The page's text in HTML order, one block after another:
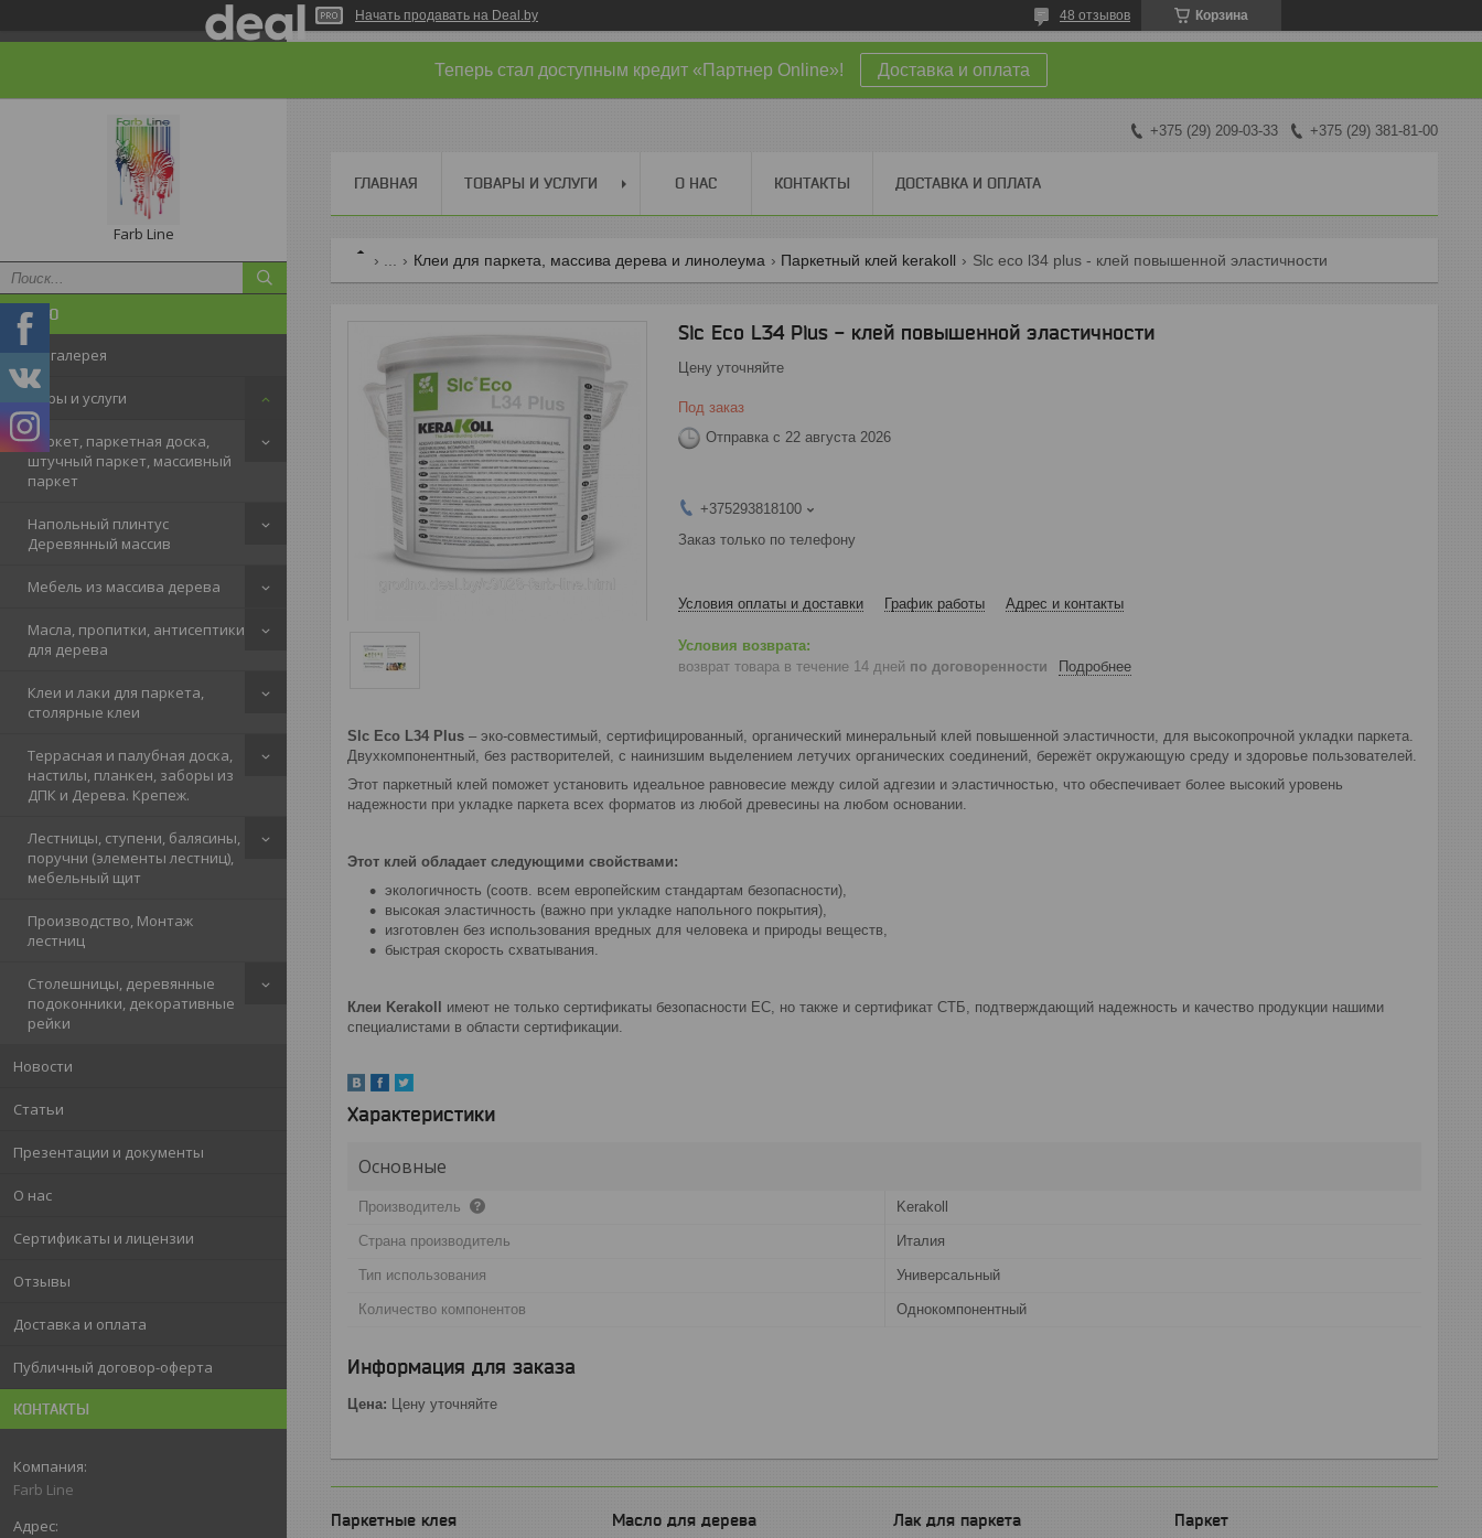
Начать продавать на Deal.by Корзина
48 отзывов
Теперь стал доступным кредит «Партнер Online»! Доставка и оплата
Farb Line
Фотогалерея
Товары и услуги
Паркет, паркетная доска,
штучный паркет, массивный
паркет
Напольный плинтус
Деревянный массив
Мебель из массива дерева
Масла, пропитки, антисептики
для дерева
Клеи и лаки для паркета,
столярные клеи
Террасная и палубная доска,
настилы, планкен, заборы из
ДПК и Дерева. Крепеж.
Лестницы, ступени, балясины,
поручни (элементы лестниц),
мебельный щит
Производство, Монтаж
лестниц
Столешницы, деревянные
подоконники, декоративные
рейки
Новости
Статьи
Презентации и документы
О нас
Сертификаты и лицензии
Отзывы
Доставка и оплата
Публичный договор-оферта
КОНТАКТЫ
Farb Line
+375 (29) 209-03-33 +375 (29) 381-81-00
ГЛАВНАЯ ТОВАРЫ И УСЛУГИ О НАС КОНТАКТЫ ДОСТАВКА И ОПЛАТА
Клеи для паркета, массива дерева и линолеума Паркетный клей kerakoll Slc eco l34 plus - клей повышенной эластичности
Slc Eco L34 Plus - клей повышенной эластичности
Цену уточняйте
Под заказ
Отправка с 22 августа 2026
+375293818100
Заказ только по телефону
Условия оплаты и доставки График работы Адрес и контакты
возврат товара в течение 14 дней по договоренности Подробнее
Slc Eco L34 Plus – эко-совместимый, сертифицированный, органический минеральный клей повышенной эластичности, для высокопрочной укладки паркета.
Двухкомпонентный, без растворителей, с наинизшим выделением летучих органических соединений, бережёт окружающую среду и здоровье пользователей.
Этот паркетный клей поможет установить идеальное равновесие между силой адгезии и эластичностью, что обеспечивает более высокий уровень
надежности при укладке паркета всех форматов из любой древесины на любом основании.
Этот клей обладает следующими свойствами:
экологичность (соотв. всем европейским стандартам безопасности),
высокая эластичность (важно при укладке напольного покрытия),
изготовлен без использования вредных для человека и природы веществ,
быстрая скорость схватывания.
Клеи Kerakoll
имеют не только сертификаты безопасности ЕС, но также и сертификат СТБ, подтверждающий надежность и качество продукции нашими
специалистами в области сертификации.
Характеристики
Основные
Производитель Kerakoll
Страна производитель Италия
Тип использования Универсальный
Количество компонентов Однокомпонентный
Информация для заказа
Цена: Цену уточняйте
Паркетные клея Масло для дерева Лак для паркета Паркет